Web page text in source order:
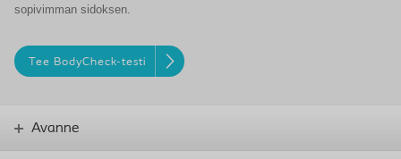
sopivimman sidoksen.
Tee BodyCheck-testi
Avanne